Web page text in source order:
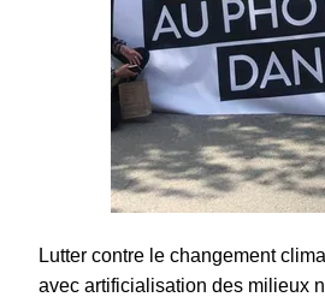
Lutter contre le changement
avec artificialisation des milieux